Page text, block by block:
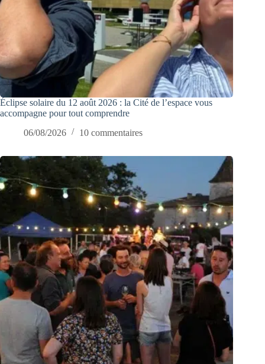
Éclipse solaire du 12 août 2026 : la Cité de l’espace vous
accompagne pour tout comprendre
06/08/2026
10 commentaires